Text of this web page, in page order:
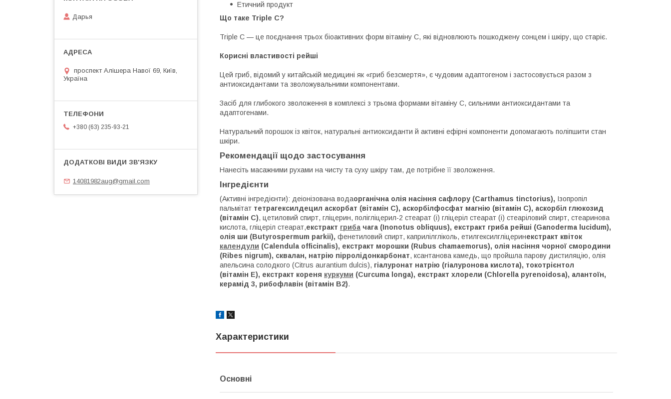
Етичний продукт
Що таке Triple C?
Triple C — це поєднання трьох біоактивних форм вітаміну C, які відновлюють пошкоджену сонцем і шкіру, що старіє.
Корисні властивості рейші
Цей гриб, відомий у китайській медицині як «гриб безсмертя», є чудовим адаптогеном і застосовується разом з
антиоксидантами та зволожувальними компонентами.
Засіб для глибокого зволоження в комплексі з трьома формами вітаміну C, сильними антиоксидантами та
адаптогенами.
Натуральний порошок із квіток, натуральні антиоксиданти й активні ефірні компоненти допомагають поліпшити стан
шкіри.
Рекомендації щодо застосування
Нанесіть масажними рухами на чисту та суху шкіру там, де потрібне її зволоження.
Інгредієнти
(Активні інгредієнти): деіонізована водаорганічна олія насіння сафлору (Carthamus tinctorius), Ізопропіл
пальмітат тетрагексилдецил аскорбат (вітамін C), аскорбілфосфат магнію (вітамін C), аскорбіл глюкозид
(вітамін C), цетиловий спирт, гліцерин, полігліцерил-2 стеарат (і) гліцеріл стеарат (і) стеаріловий спирт, стеаринова
кислота, гліцеріл стеарат,екстракт гриба чага (Inonotus obliquus), екстракт гриба рейші (Ganoderma lucidum),
олія ши (Butyrospermum parkii), фенетиловий спирт, каприлілгліколь, етилгексилгліцеринекстракт квіток
календули (Calendula officinalis), екстракт морошки (Rubus chamaemorus), олія насіння чорної смородини
(Ribes nigrum), сквалан, натрію пірролідонкарбонат, ксантанова камедь, що пройшла парову дистиляцію, олія
апельсина солодкого (Citrus aurantium dulcis), гіалуронат натрію (гіалуронова кислота), токотрієнтол
(вітамін E), екстракт кореня куркуми (Curcuma longa), екстракт хлорели (Chlorella pyrenoidosa), алантоїн,
керамід 3, рибофлавін (вітамін B2).
Характеристики
Основні
Дарья
проспект Алішера Навої 69, Київ,
Україна
+380 (63) 235-93-21
14081982aug@gmail.com